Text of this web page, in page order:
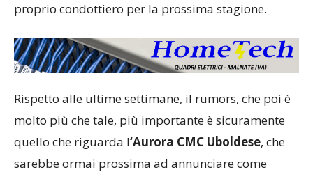
proprio condottiero per la prossima stagione.
Rispetto alle ultime settimane, il rumors, che poi è
molto più che tale, più importante è sicuramente
quello che riguarda l‘Aurora CMC Uboldese, che
sarebbe ormai prossima ad annunciare come